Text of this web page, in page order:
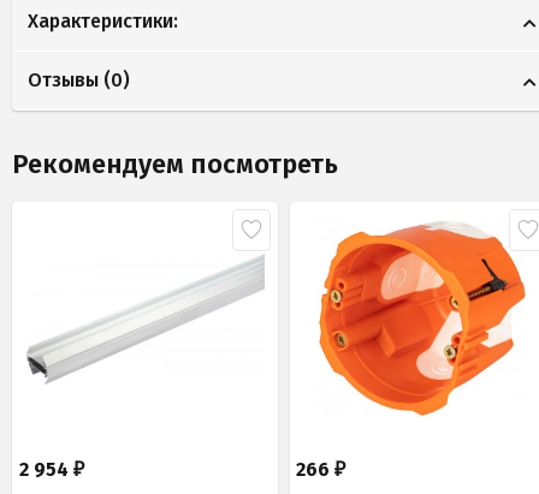
Характеристики:
Отзывы (0)
Рекомендуем посмотреть
2 954 ₽ 266₽